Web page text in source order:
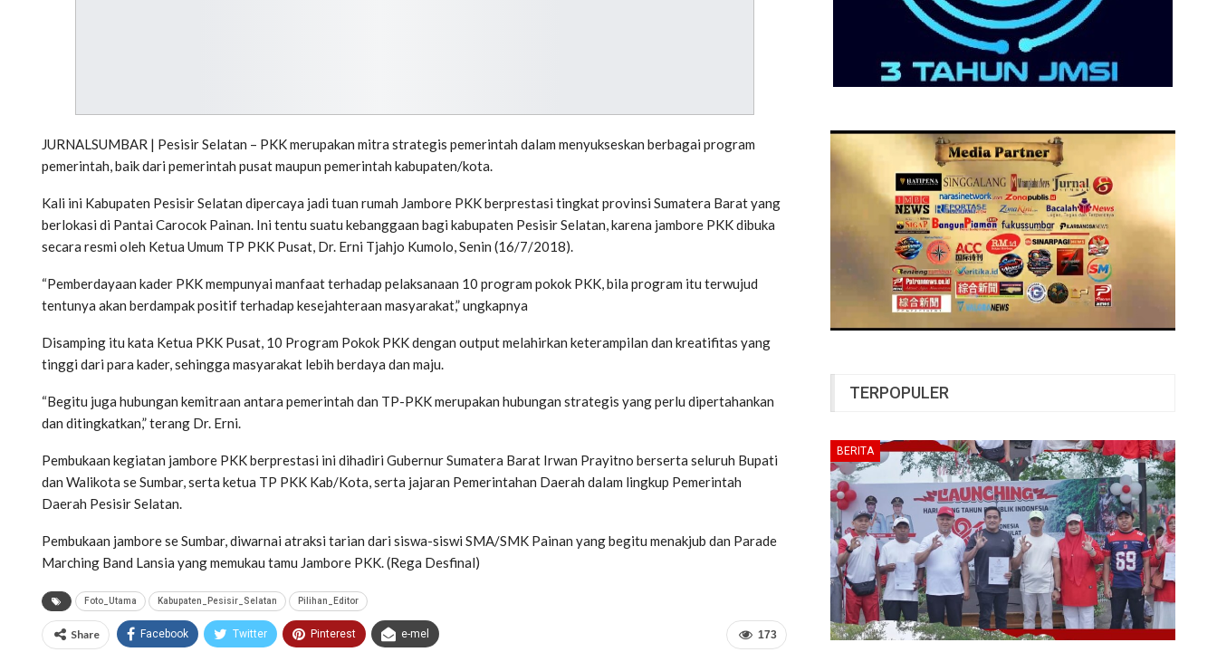
JURNALSUMBAR | Pesisir Selatan – PKK merupakan mitra strategis pemerintah dalam menyukseskan berbagai program
pemerintah, baik dari pemerintah pusat maupun pemerintah kabupaten/kota.
Kali ini Kabupaten Pesisir Selatan dipercaya jadi tuan rumah Jambore PKK berprestasi tingkat provinsi Sumatera Barat yang
berlokasi di Pantai Carocok Painan. Ini tentu suatu kebanggaan bagi kabupaten Pesisir Selatan, karena jambore PKK dibuka
secara resmi oleh Ketua Umum TP PKK Pusat, Dr. Erni Tjahjo Kumolo, Senin (16/7/2018).
“Pemberdayaan kader PKK mempunyai manfaat terhadap pelaksanaan 10 program pokok PKK, bila program itu terwujud
tentunya akan berdampak positif terhadap kesejahteraan masyarakat,” ungkapnya
Disamping itu kata Ketua PKK Pusat, 10 Program Pokok PKK dengan output melahirkan keterampilan dan kreatifitas yang
tinggi dari para kader, sehingga masyarakat lebih berdaya dan maju.
“Begitu juga hubungan kemitraan antara pemerintah dan TP-PKK merupakan hubungan strategis yang perlu dipertahankan
dan ditingkatkan,” terang Dr. Erni.
Pembukaan kegiatan jambore PKK berprestasi ini dihadiri Gubernur Sumatera Barat Irwan Prayitno berserta seluruh Bupati
dan Walikota se Sumbar, serta ketua TP PKK Kab/Kota, serta jajaran Pemerintahan Daerah dalam lingkup Pemerintah
Daerah Pesisir Selatan.
Pembukaan jambore se Sumbar, diwarnai atraksi tarian dari siswa-siswi SMA/SMK Painan yang begitu menakjub dan Parade
Marching Band Lansia yang memukau tamu Jambore PKK. (Rega Desfinal)
Foto_Utama Kabupaten_Pesisir_Selatan Pilihan_Editor
173
Share Facebook Twitter Pinterest e-mel
TERPOPULER
BERITA